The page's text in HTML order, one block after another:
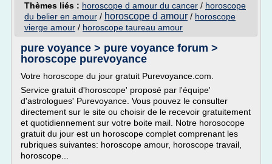
Thèmes liés : horoscope d amour du cancer / horoscope
du belier en amour / horoscope d amour / horoscope
vierge amour / horoscope taureau amour
pure voyance > pure voyance forum >
horoscope purevoyance
Votre horoscope du jour gratuit Purevoyance.com.
Service gratuit d'horoscope' proposé par l'équipe'
d'astrologues' Purevoyance. Vous pouvez le consulter
directement sur le site ou choisir de le recevoir gratuitement
et quotidiennement sur votre boite mail. Notre horosocope
gratuit du jour est un horoscope complet comprenant les
rubriques suivantes: horoscope amour, horoscope travail,
horoscope...